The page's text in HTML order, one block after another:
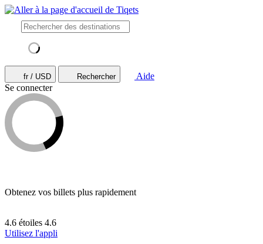
fr / USD Rechercher
Aide
Se connecter
Obtenez vos billets plus rapidement
4.6 étoiles 4.6
Utilisez l'appli